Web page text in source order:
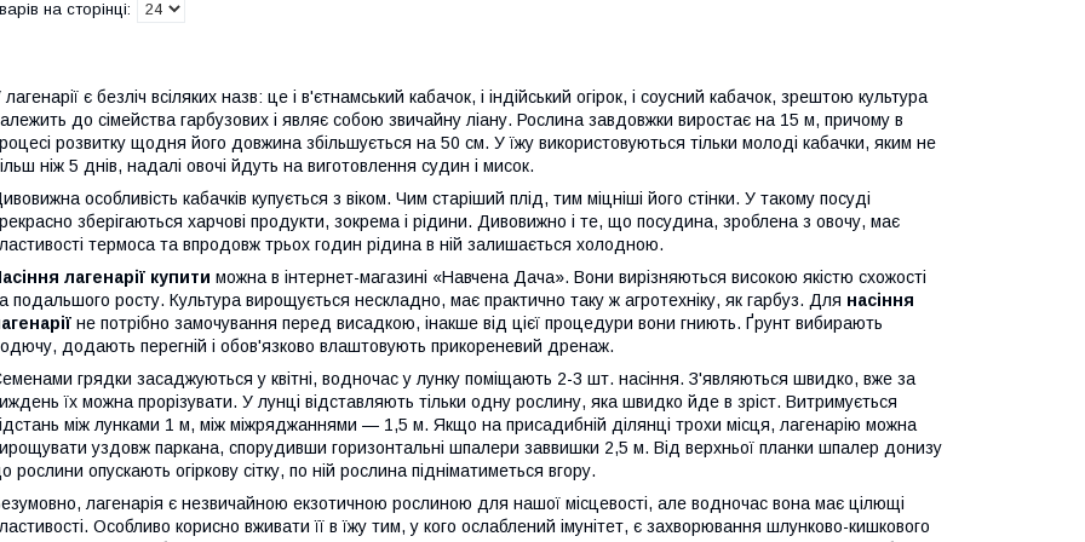
лагенарії є безліч всіляких назв: це і в'єтнамський кабачок, і індійський огірок, і соусний кабачок, зрештою культура
до сімейства гарбузових і являє собою звичайну ліану. Рослина завдовжки виростає на 15 м, причому в
розвитку щодня його довжина збільшується на 50 см. У їжу використовуються тільки молоді кабачки, яким не
ніж 5 днів, надалі овочі йдуть на виготовлення судин і мисок.
особливість кабачків купується з віком. Чим старіший плід, тим міцніші його стінки. У такому посуді
зберігаються харчові продукти, зокрема і рідини. Дивовижно і те, що посудина, зроблена з овочу, має
термоса та впродовж трьох годин рідина в ній залишається холодною.
лагенарії купити можна в інтернет-магазині «Навчена Дача». Вони вирізняються високою якістю схожості
подальшого росту. Культура вирощується нескладно, має практично таку ж агротехніку, як гарбуз. Для насіння
не потрібно замочування перед висадкою, інакше від цієї процедури вони гниють. Ґрунт вибирають
додають перегній і обов'язково влаштовують прикореневий дренаж.
грядки засаджуються у квітні, водночас у лунку поміщають 2-3 шт. насіння. З'являються швидко, вже за
їх можна прорізувати. У лунці відставляють тільки одну рослину, яка швидко йде в зріст. Витримується
між лунками 1 м, між міжряджаннями — 1,5 м. Якщо на присадибній ділянці трохи місця, лагенарію можна
уздовж паркана, спорудивши горизонтальні шпалери заввишки 2,5 м. Від верхньої планки шпалер донизу
рослини опускають огіркову сітку, по ній рослина підніматиметься вгору.
лагенарія є незвичайною екзотичною рослиною для нашої місцевості, але водночас вона має цілющі
Особливо корисно вживати її в їжу тим, у кого ослаблений імунітет, є захворювання шлунково-кишкового